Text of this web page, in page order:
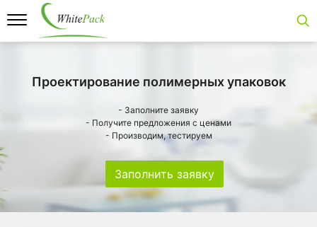
Проектирование полимерных упаковок
- Заполните заявку
- Получите предложения с ценами
- Производим, тестируем
Заполнить заявку